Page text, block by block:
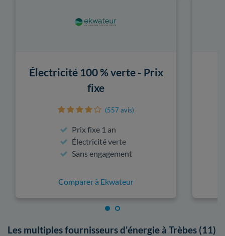
Électricité 100 % verte - Prix
fixe
(557 avis)
Prix fixe 1 an
Électricité verte
Sans engagement
Comparer à Ekwateur
Les multiples fournisseurs d'énergie à Trèbes (11)